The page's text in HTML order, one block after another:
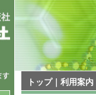
トップ｜ 利用案内